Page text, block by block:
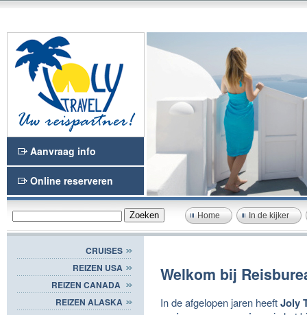
Aanvraag info
Online reserveren
Home In de kijker
CRUISES
REIZEN USA
REIZEN CANADA
REIZEN ALASKA
Welkom bij
In de afgelopen jaren heeftJoly